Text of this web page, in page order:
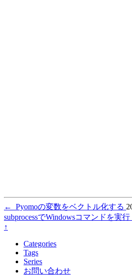
← Pyomoの変数をベクトル化する
subprocessでWindowsコマンドを実行
↑
Categories
Tags
Series
お問い合わせ